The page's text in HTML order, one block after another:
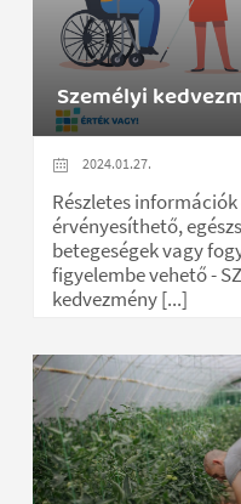
Személyi
2024.01.27.
Részletes
érvényesíthető,
betegeségek vagy
figyelembe vehető -
kedvezmény [...]